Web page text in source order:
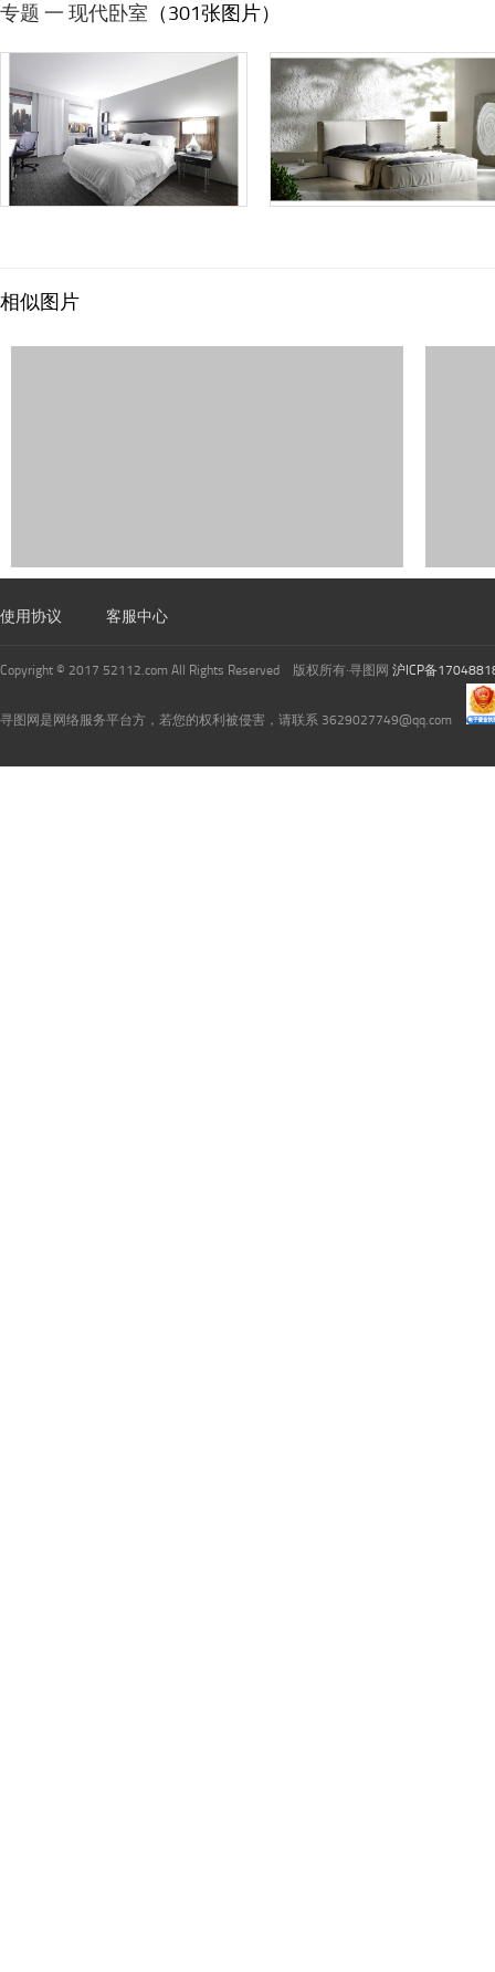
专题 一 现代卧室 （301张图片）
相似图片
使用协议 客服中心
Copyright © 2017 52112.com All Rights Reserved 版权所有·寻图网 沪ICP备
寻图网是网络服务平台方，若您的权利被侵害，请联系 3629027749@qq.com